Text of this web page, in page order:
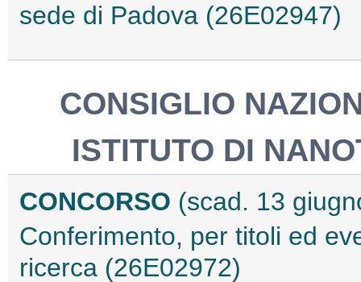
sede di Padova (26E02947)
CONSIGLIO
ISTITUTO DI
CONCORSO (scad. 13
Conferimento, per titoli ed
ricerca (26E02972)